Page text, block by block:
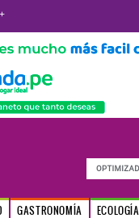
GASTRONOMÍA ECOLOGÍA